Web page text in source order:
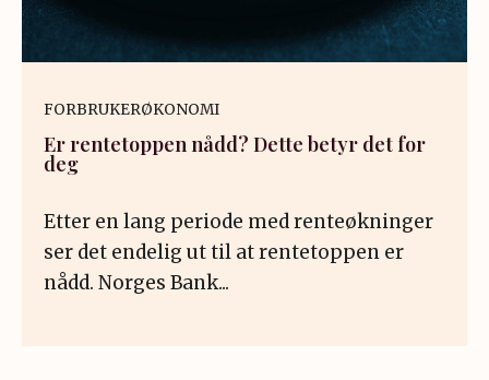
FORBRUKERØKONOMI
Er rentetoppen nådd? Dette betyr det for
deg
Etter en lang periode med renteøkninger
ser det endelig ut til at rentetoppen er
nådd. Norges Bank...